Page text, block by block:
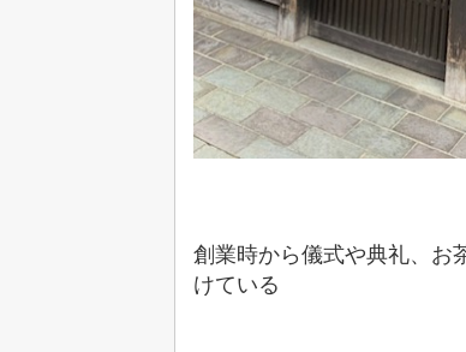
創業時から儀式や典礼、お
けている